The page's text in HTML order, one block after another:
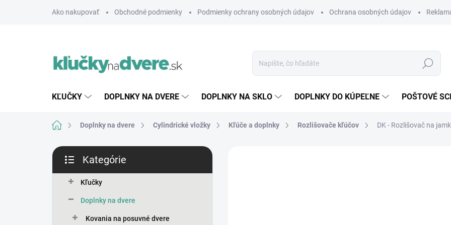
Ako nakupovať Obchodné podmienky Podmienky ochrany osobných údajov Ochrana osobných údajov
Hľadať
KĽUČKY DOPLNKY NA DVERE DOPLNKY NA SKLO DOPLNKY DO KÚPEĽNE POŠTOVÉ
DomovDoplnky na dvere Cylindrické vložky Kľúče a doplnky Rozlišovače kľúčov DK - Rozlišovač na
B
č
kategórie
Kategórie
Kľučky
Doplnky na dvere
Kovania na posuvné dvere